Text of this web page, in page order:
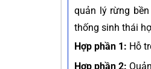
quản lý rừng
thống sinh thái
Hợp phần 1: Hỗ
Hợp phần 2: